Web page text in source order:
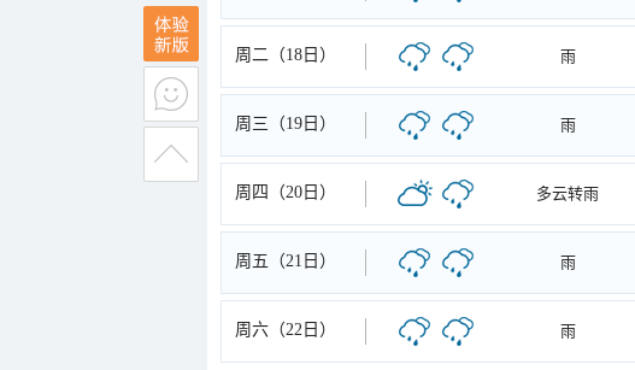
周二（18日） 雨
周三（19日） 雨
周四（20日） 多云转雨
周五（21日） 雨
周六（22日） 雨